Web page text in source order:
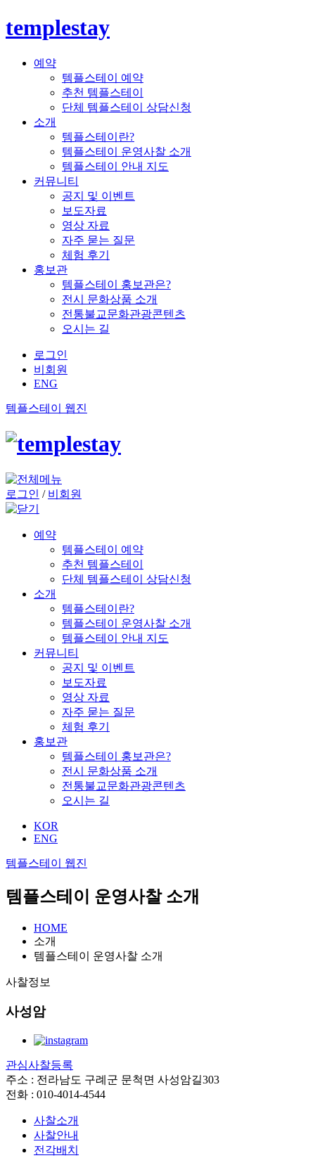
templestay
예약
템플스테이 예약
추천 템플스테이
단체 템플스테이 상담신청
소개
템플스테이란?
템플스테이 운영사찰 소개
템플스테이 안내 지도
커뮤니티
공지 및 이벤트
보도자료
영상 자료
자주 묻는 질문
체험 후기
홍보관
템플스테이 홍보관은?
전시 문화상품 소개
전통불교문화관광콘텐츠
오시는 길
로그인
비회원
ENG
템플스테이 웹진
로그인 / 비회원
예약
템플스테이 예약
추천 템플스테이
단체 템플스테이 상담신청
소개
템플스테이란?
템플스테이 운영사찰 소개
템플스테이 안내 지도
커뮤니티
공지 및 이벤트
보도자료
영상 자료
자주 묻는 질문
체험 후기
홍보관
템플스테이 홍보관은?
전시 문화상품 소개
전통불교문화관광콘텐츠
오시는 길
KOR
ENG
템플스테이 웹진
템플스테이 운영사찰 소개
HOME
소개
템플스테이 운영사찰 소개
사찰정보
사성암
관심사찰등록
주소 : 전라남도 구례군 문척면 사성암길303
전화 : 010-4014-4544
사찰소개
사찰안내
전각배치